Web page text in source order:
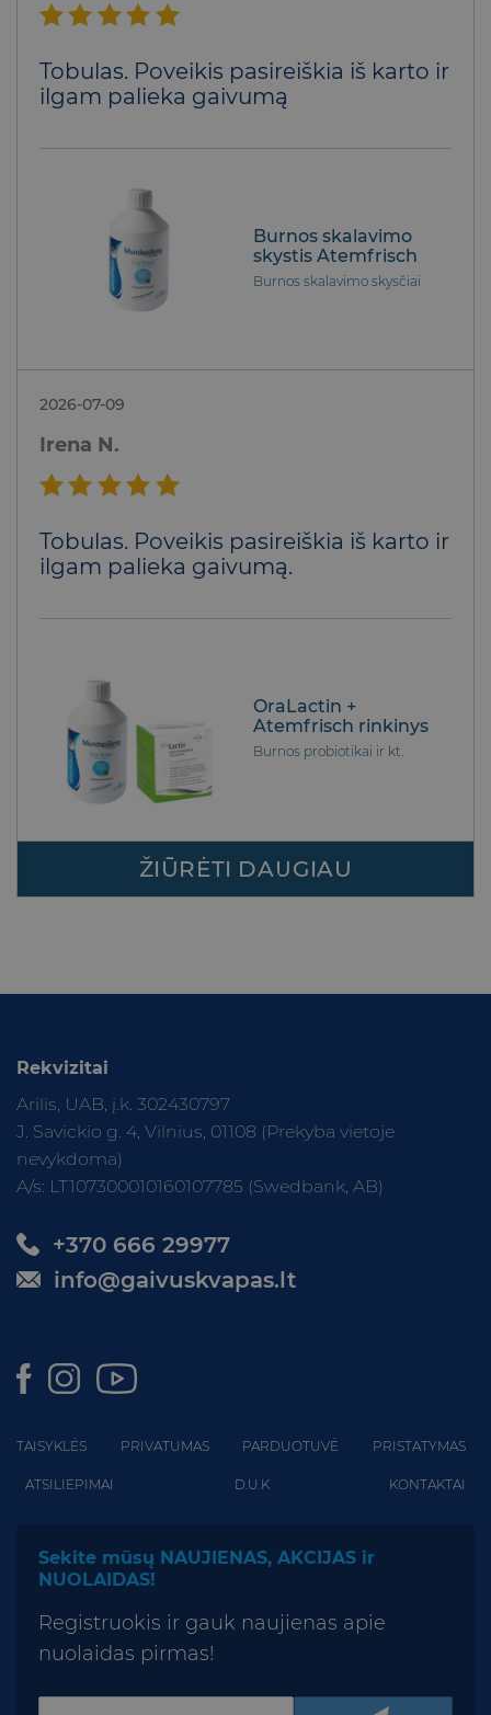
5iš 5
Tobulas. Poveikis pasireiškia iš karto ir
ilgam palieka gaivumą
Burnos skalavimo
skystis Atemfrisch
Burnos skalavimo skysčiai
2026-07-09
Irena N.
5iš 5
Tobulas. Poveikis pasireiškia iš karto ir
ilgam palieka gaivumą.
OraLactin +
Atemfrisch rinkinys
Burnos probiotikai ir kt.
ŽIŪRĖTI DAUGIAU
Rekvizitai
Arilis, UAB, į.k. 302430797
J. Savickio g. 4, Vilnius, 01108 (Prekyba vietoje
nevykdoma)
A/s: LT107300010160107785 (Swedbank, AB)
+370 666 29977
info@gaivuskvapas.lt
TAISYKLĖS PRIVATUMAS PARDUOTUVĖ PRISTATYMAS
ATSILIEPIMAI D.U.K KONTAKTAI
Sekite mūsų NAUJIENAS, AKCIJAS ir
NUOLAIDAS!
Registruokis ir gauk naujienas apie
nuolaidas pirmas!